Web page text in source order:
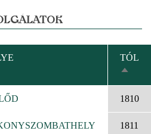
TÓL
1810
1811